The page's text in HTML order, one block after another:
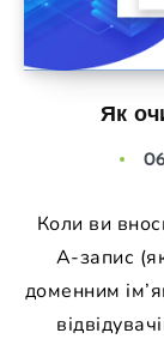
Як
Коли ви
A-запис
доменним